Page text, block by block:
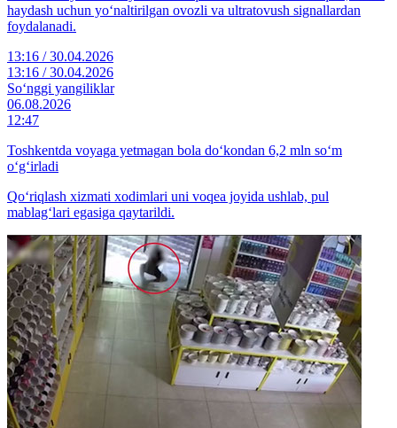
haydash uchun yo‘naltirilgan ovozli va ultratovush signallardan
foydalanadi.
13:16 / 30.04.2026
13:16 / 30.04.2026
So‘nggi yangiliklar
06.08.2026
12:47
Toshkentda voyaga yetmagan bola do‘kondan 6,2 mln so‘m
o‘g‘irladi
Qo‘riqlash xizmati xodimlari uni voqea joyida ushlab, pul
mablag‘lari egasiga qaytarildi.